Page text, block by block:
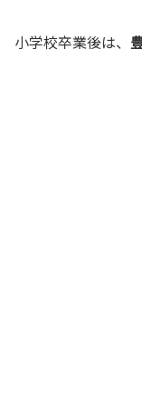
小学校卒業後は、